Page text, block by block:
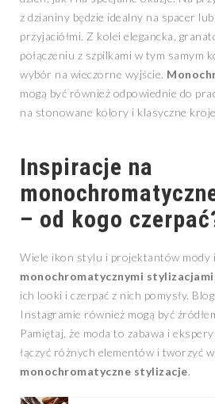
z dzianiny będzie idealny na spacer
przyjaciółmi. Z kolei elegancka,
połączeniu z szpilkami w tym samym
wybór na wieczorne wyjście.
mogą być również odpowiednie do
na stonowane kolory i klasyczne
Inspiracje na
– od kogo
Wiele ikon stylu i projektantów mody
monochromatycznymi stylizacjami
ich looki i czerpać z nich pomysły.
Instagramie również mogą być
Pamiętaj, że moda to zabawa i
łączyć różnych elementów i tworzyć
monochromatyczne stylizacje.